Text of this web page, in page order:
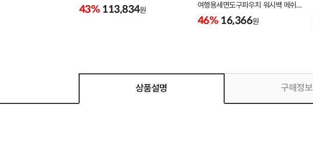
43% 113,834원
여행용세면도구파우치 워시백 메쉬
화장품 수납 정리
46% 16,366원
상품설명 구매정보